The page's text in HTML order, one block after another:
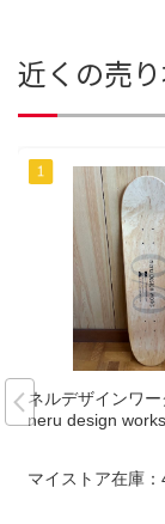
近くの売
ネルデザインワ
neru design
マイストア在庫：